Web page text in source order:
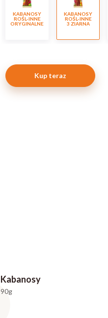
KABANOSY
ROŚL-INNE
ORYGINALNE
KABANOSY
ROŚL-INNE
3 ZIARNA
Kup teraz
Kabanosy
90g